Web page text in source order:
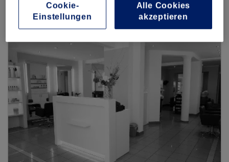
Dorotheenstraße 145, 22299 Hamburg
Cookie-
Einstellungen
Alle Cookies
akzeptieren